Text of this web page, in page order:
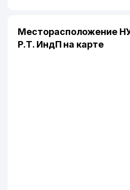
Месторасположение
Р.Т. ИндП на карте